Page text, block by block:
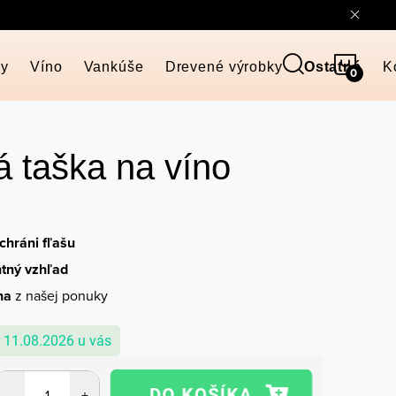
Víno Vankúše Drevené výrobky Ostatné
taška na víno
chráni fľašu
vzhľad
z našej ponuky
11.08.2026